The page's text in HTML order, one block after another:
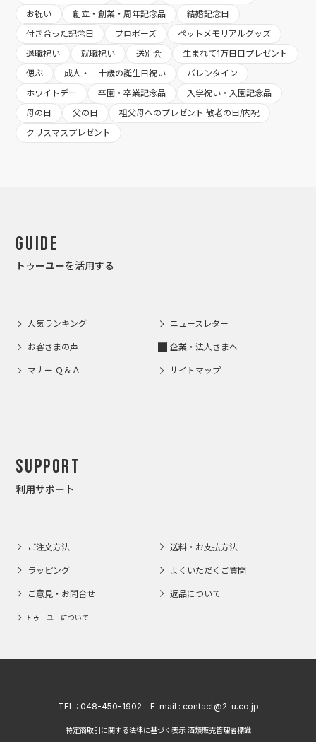
お祝い
創立・創業・周年記念品
結婚記念日
付き合った記念日
プロポーズ
ペットメモリアルグッズ
退職祝い
就職祝い 送別会
生まれて1万日目プレゼント
偲ぶ
成人・二十歳の誕生日祝い
バレンタイン
ホワイトデー
卒園・卒業記念品
入学祝い・入園記念品
母の日
父の日
祖父母へのプレゼント 敬老の日/内祝
クリスマスプレゼント
Guide
トゥーユーを活用する
人気ランキング ニュースレター
お客さまの声 企業・法人さまへ
マナー Ｑ＆Ａ サイトマップ
Support
利用サポート
ご注文方法 送料・お支払方法
ラッピング よくいただくご質問
ご意見・お問合せ 返品について
トゥーユーについて
TEL : 048-450-1902 E-mail : contact@2-u.co.jp
特定商取引に関する法律に基づく表示 酒類販売管理者標識